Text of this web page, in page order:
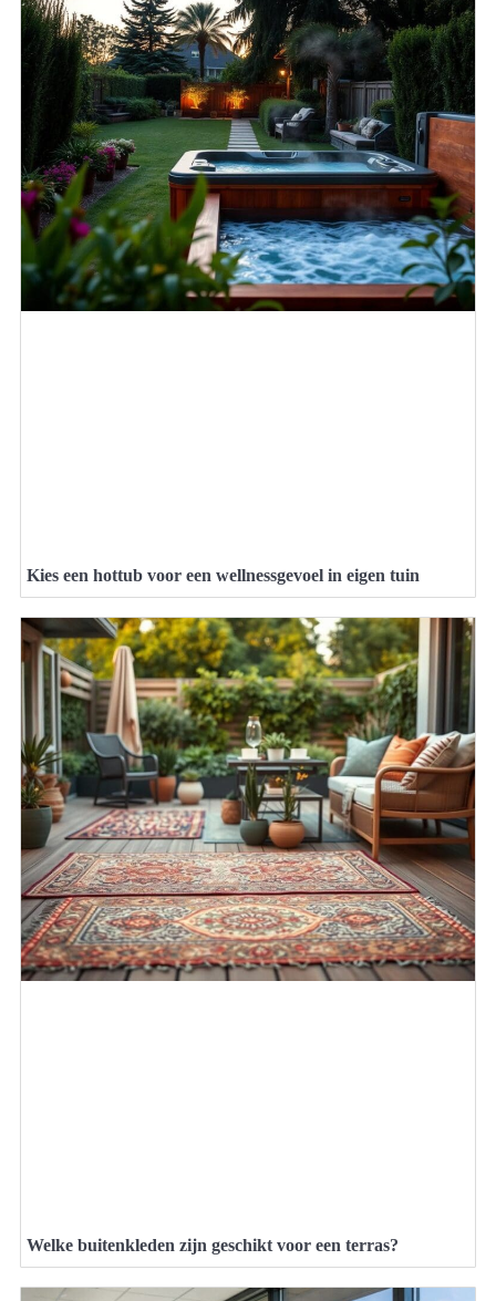
Kies een hottub voor een wellnessgevoel in eigen tuin
Welke buitenkleden zijn geschikt voor een terras?